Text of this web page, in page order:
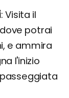
Visita il
potrai
e ammira
l'inizio